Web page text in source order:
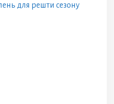
для решти сезону